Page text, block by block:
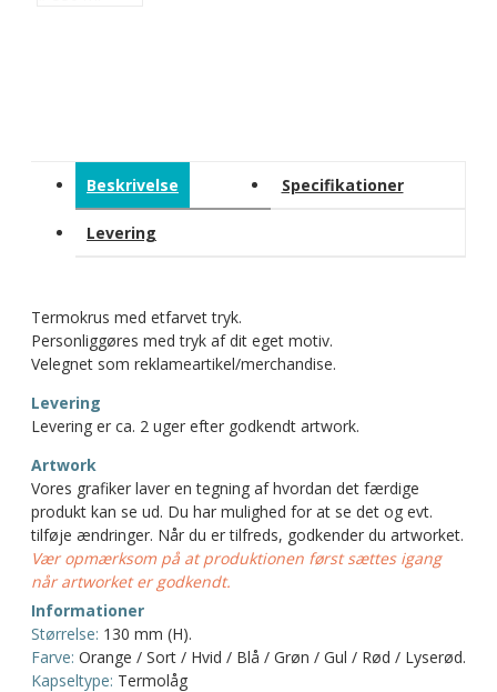
Beskrivelse Specifikationer
Levering
Termokrus med etfarvet tryk.
Personliggøres med tryk af dit eget motiv.
Velegnet som reklameartikel/merchandise.
Levering
Levering er ca. 2 uger efter godkendt artwork.
Artwork
Vores grafiker laver en tegning af hvordan det færdige
produkt kan se ud. Du har mulighed for at se det og evt.
tilføje ændringer. Når du er tilfreds, godkender du artworket.
Vær opmærksom på at produktionen først sættes igang
når artworket er godkendt.
Informationer
Størrelse: 130 mm (H).
Farve: Orange / Sort / Hvid / Blå / Grøn / Gul / Rød / Lyserød.
Kapseltype: Termolåg